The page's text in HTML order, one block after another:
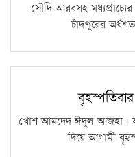
সৌদি আরবসহ
চাঁদপুরের
খোশ আমদেদ ঈদুল আজহা।
দিয়ে আগামী